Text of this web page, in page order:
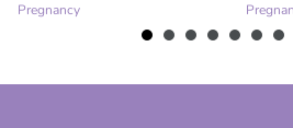
Pregnancy